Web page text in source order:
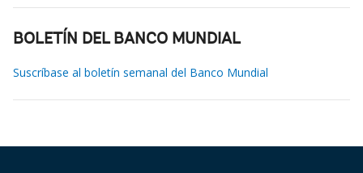
BOLETÍN DEL BANCO MUNDIAL
Suscríbase al boletín semanal del Banco Mundial